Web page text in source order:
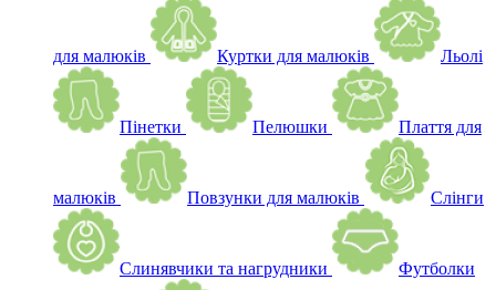
для малюків Куртки для малюків Льолі
Пінетки Пелюшки Плаття для
малюків Повзунки для малюків Слінги
Слинявчики та нагрудники Футболки